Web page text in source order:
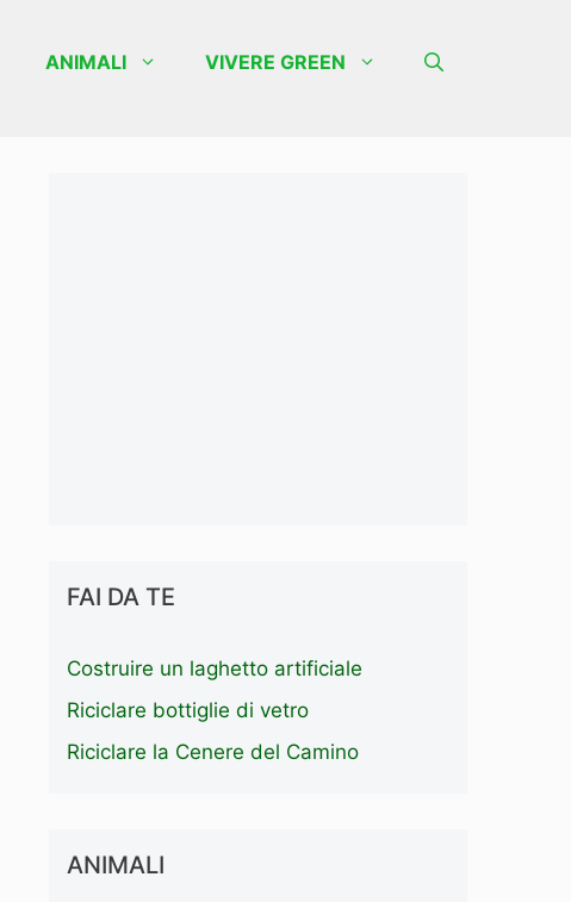
ANIMALI VIVERE GREEN
FAI DA TE
Costruire un laghetto artificiale
Riciclare bottiglie di vetro
Riciclare la Cenere del Camino
ANIMALI